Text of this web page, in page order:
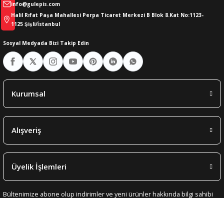
info@gulepis.com
Halil Rıfat Paşa Mahallesi Perpa Ticaret Merkezi B Blok 8.Kat No:1123-
1125 Şişli/İstanbul
Sosyal Medyada Bizi Takip Edin
Kurumsal
Alışveriş
Üyelik İşlemleri
Bültenimize abone olup indirimler ve yeni ürünler hakkında bilgi sahibi